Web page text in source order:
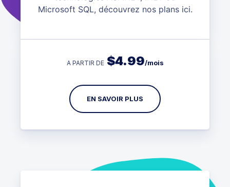
Microsoft SQL, découvrez nos plans ici.
A PARTIR DE $4.99/mois
EN SAVOIR PLUS